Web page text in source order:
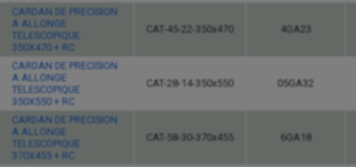
CARDAN DE PRECISION
A ALLONGE
TELESCOPIQUE
350X470 + RC
CAT-45-22-350x470 4GA23
CARDAN DE PRECISION
A ALLONGE
TELESCOPIQUE
350X550 + RC
CAT-28-14-350x550 05GA32
CARDAN DE PRECISION
A ALLONGE
TELESCOPIQUE
370X455 + RC
CAT-58-30-370x455 6GA18